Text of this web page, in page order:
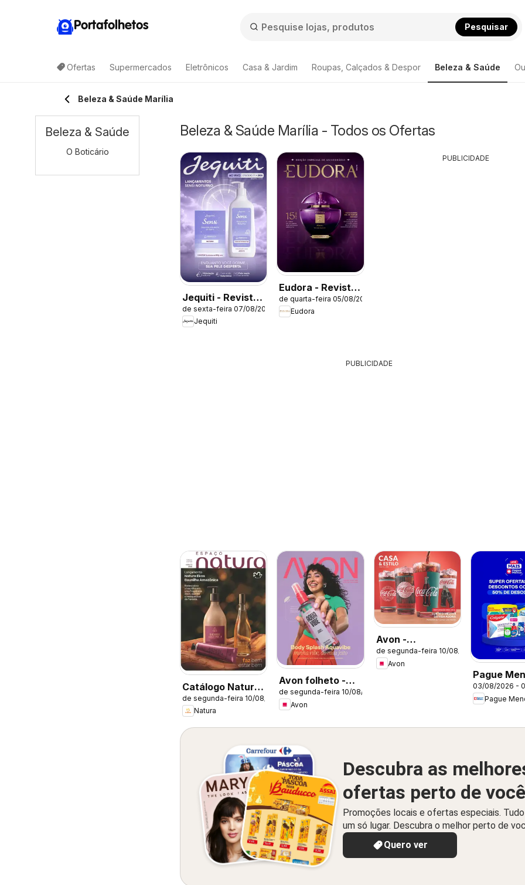
Portafolhetos Pesquisar
Ofertas Supermercados Eletrônicos Casa & Jardim Roupas, Calçados & Despor Beleza & Saúde
Beleza & Saúde Marília
Beleza & Saúde Marília - Todos os Ofertas
Jequiti - Revista
11/2026
de sexta-feira 07/08/2026
Jequiti
Eudora - Revista
12/2026
de quarta-feira 05/08/2026
Eudora
PUBLICIDADE
PUBLICIDADE
Catálogo Natura
- Ciclo 13/2026
de segunda-feira 10/08/2026
Natura
Avon folheto -
Campanha 13
de segunda-feira 10/08/2026
Avon
Avon -
Campanha 13:
Casa & Estilo
de segunda-feira 10/08/2026
Avon
Pague
Catálogo
03/08/2026 -
Pague
Descubra as
ofertas perto de você
Promoções locais e ofertas especiais.
um só lugar. Descubra o melhor perto de
Quero ver
Beleza & Saúde
O Boticário